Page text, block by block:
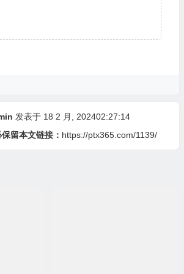
发表于 18 2 月, 202402:27:14
留本文链接： https://ptx365.com/1139/